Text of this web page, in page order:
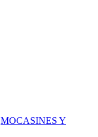
MOCASINES Y